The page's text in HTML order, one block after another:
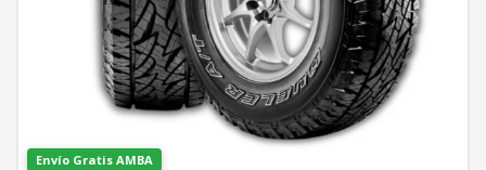
Envío Gratis AMBA